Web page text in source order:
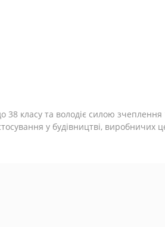
класу та володіє силою зчеплення
у будівництві,